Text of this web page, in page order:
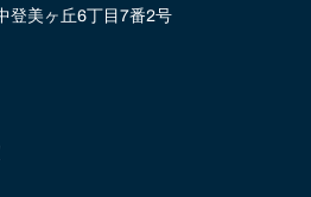
登美ヶ丘6丁目7番2号